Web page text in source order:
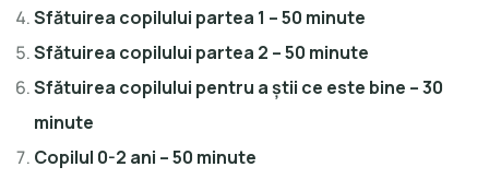
Sfătuirea copilului partea 1 – 50 minute
Sfătuirea copilului partea 2 – 50 minute
Sfătuirea copilului pentru a știi ce este bine – 30
minute
Copilul 0-2 ani – 50 minute